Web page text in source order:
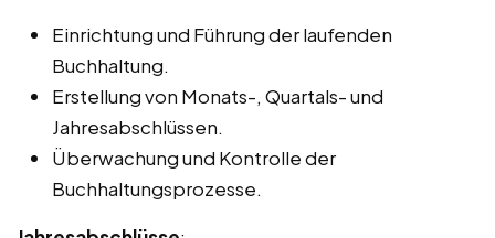
Einrichtung und Führung der laufenden
Buchhaltung.
Erstellung von Monats-, Quartals- und
Jahresabschlüssen.
Überwachung und Kontrolle der
Buchhaltungsprozesse.